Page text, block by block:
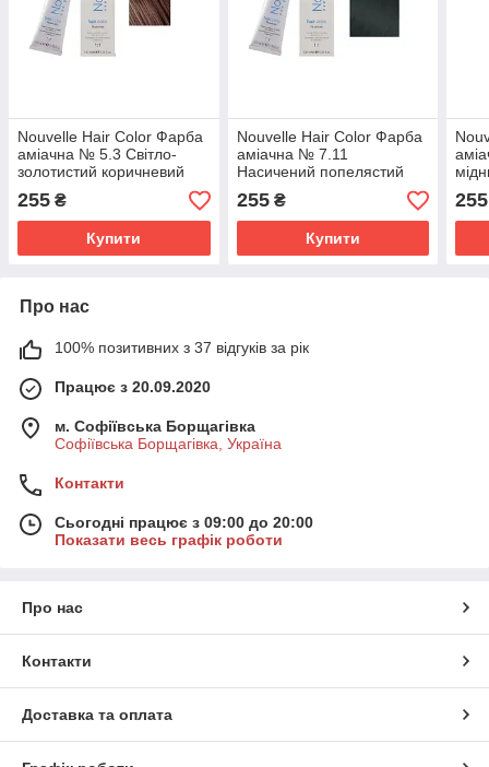
Nouvelle Hair Color Фарба
аміачна № 5.3 Світло-
золотистий коричневий
255 ₴
Купити
Nouvelle Hair Color Фарба
аміачна № 7.11
Насичений попелястий
255₴
Купити
255
Про нас
100% позитивних з 37 відгуків за рік
Працює з 20.09.2020
м. Софіївська Борщагівка
Софіївська Борщагівка, Україна
Контакти
Сьогодні працює з 09:00 до 20:00
Показати весь графік роботи
Про нас
Контакти
Доставка та оплата